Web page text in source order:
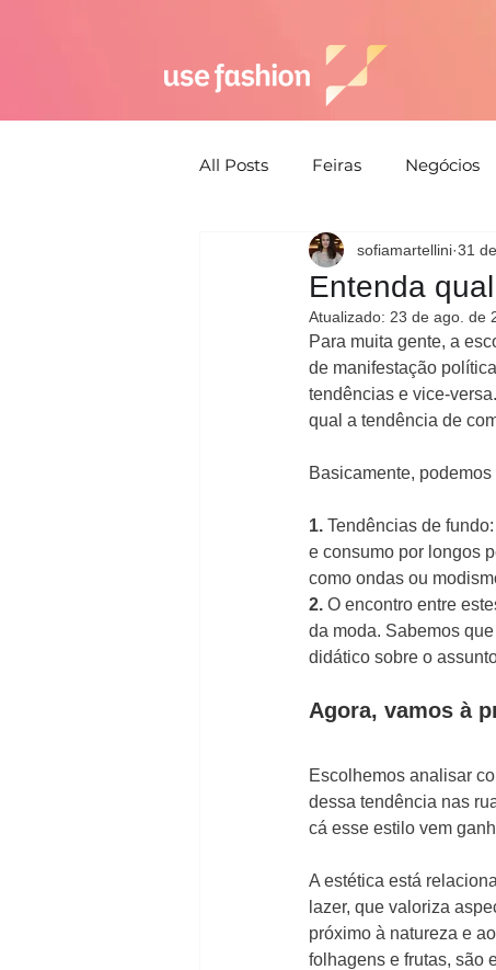
All Posts Feiras Negócios
Semana de moda
Moda Praia
Estratégia
Entenda
sofiamartellini 31
Atualizado: 23 de ago. de
Para muita gente, a
de manifestação
tendências e vice-
qual a tendência de
Basicamente,
1. Tendências de
e consumo por longos
como ondas ou
2. O encontro entre
da moda. Sabemos
didático sobre o
Agora, vamos à
Escolhemos analisar
dessa tendência nas
cá esse estilo vem
A estética está
lazer, que valoriza
próximo à natureza e
folhagens e frutas, são